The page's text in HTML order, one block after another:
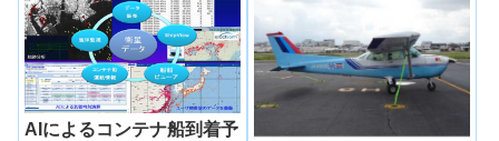
AIによるコンテナ船到着予